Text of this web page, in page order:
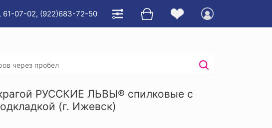
61-07-02, (922)683-72-50
подкладкой
РУССКИЕ ЛЬВЫ® спилковые с
(г. Ижевск)